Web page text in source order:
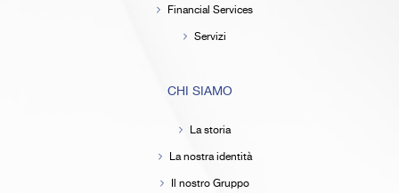
Financial Services
Servizi
CHI SIAMO
La storia
La nostra identità
Il nostro Gruppo